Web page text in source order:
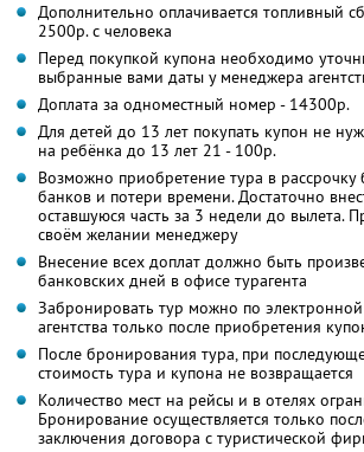
Дополнительно оплачивается топливный
2500р. с человека
Перед покупкой купона необходимо
выбранные вами даты у менеджера
Доплата за одноместный номер - 14300р.
Для детей до 13 лет покупать купон не
на ребёнка до 13 лет 21 - 100р.
Возможно приобретение тура в рассрочку
банков и потери времени. Достаточно
оставшуюся часть за 3 недели до вылета.
своём желании менеджеру
Внесение всех доплат должно быть
банковских дней в офисе турагента
Забронировать тур можно по
агентства только после приобретения
После бронирования тура, при
стоимость тура и купона не возвращается
Количество мест на рейсы и в отелях
Бронирование осуществляется только
заключения договора с туристической